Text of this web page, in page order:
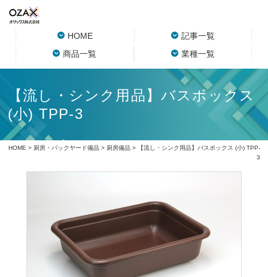
HOME
記事一覧
商品一覧
業種一覧
【流し・シンク用品】バスボックス
(小) TPP-3
HOME > 厨房・バックヤード備品> 厨房備品> 【流し・シンク用品】バスボックス (小) TPP-
3